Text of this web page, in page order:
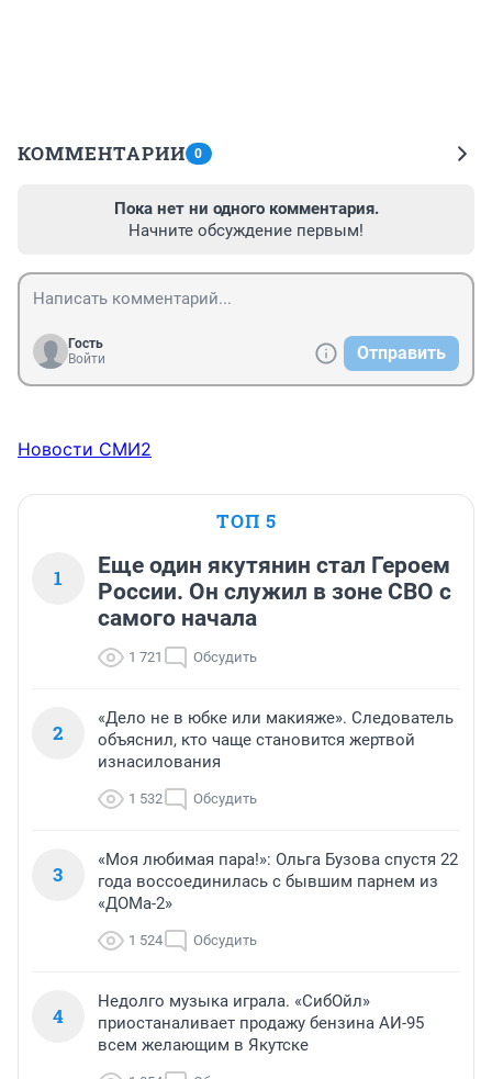
КОММЕНТАРИИ 0
Пока нет ни одного комментария.
Начните обсуждение первым!
Гость
Войти
Отправить
Новости СМИ2
ТОП 5
1
Еще один якутянин стал Героем
России. Он служил в зоне СВО с
самого начала
1 721 Обсудить
2
«Дело не в юбке или макияже». Следователь
объяснил, кто чаще становится жертвой
изнасилования
1 532 Обсудить
3
«Моя любимая пара!»: Ольга Бузова спустя 22
года воссоединилась с бывшим парнем из
«ДОМа-2»
1 524 Обсудить
4
Недолго музыка играла. «СибОйл»
приостаналивает продажу бензина АИ-95
всем желающим в Якутске